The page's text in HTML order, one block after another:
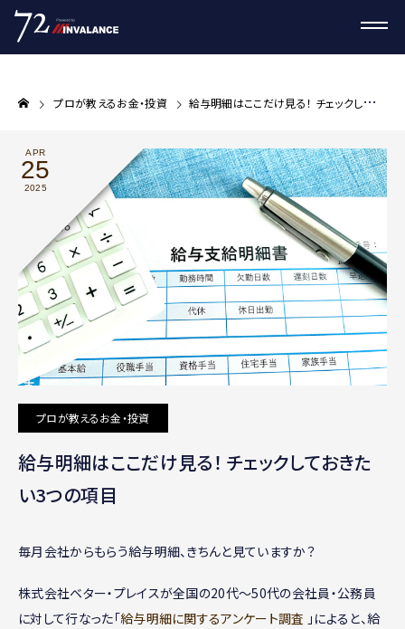
プロが教えるお金・投資 給与明細はここだけ見る！ チェックしておきたい3つの項目
APR
25
2025
プロが教えるお金・投資
給与明細はここだけ見る！ チェックしておきた
い3つの項目
毎月会社からもらう給与明細、きちんと見ていますか？
株式会社ベター・プレイスが全国の20代〜50代の会社員・公務員
に対して行なった「給与明細に関するアンケート調査 」によると、給